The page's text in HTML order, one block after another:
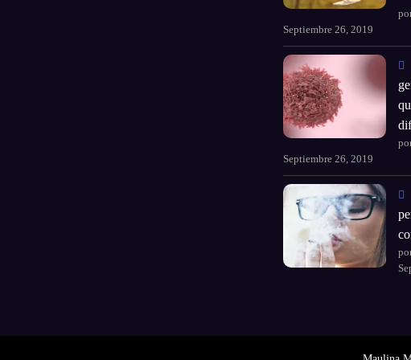
Septiembre 26, 2019
Septiembre 26, 2019